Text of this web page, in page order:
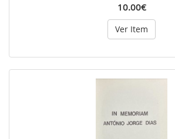
10.00€
Ver Item